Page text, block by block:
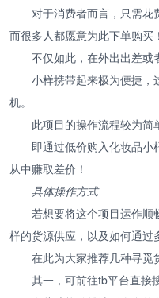
对于消费者而言，只需花
而很多人都愿意为此下单购买！
不仅如此，在外出出差或
小样携带起来极为便捷，
机。
此项目的操作流程较为简
即通过低价购入化妆品
从中赚取差价！
具体操作方式
若想要将这个项目运作顺
样的货源供应，以及如何通过
在此为大家推荐几种寻觅
其一，可前往tb平台直接